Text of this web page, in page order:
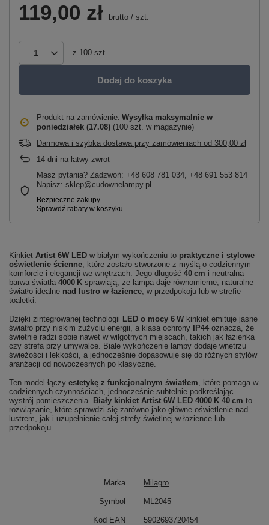
119,00 zł brutto / szt.
z 100 szt.
Dodaj do koszyka
Produkt na zamówienie Wysyłka maksymalnie w
poniedziałek (17.08) (100 szt. w magazynie)
Darmowa i szybka dostawa przy zamówieniach od 300,00 zł
14 dni na łatwy zwrot
Masz pytania? Zadzwoń: +48 608 781 034, +48 691 553 814
Napisz: sklep@cudownelampy.pl
Kinkiet Artist 6W LED w białym wykończeniu to praktyczne i stylowe
oświetlenie ścienne, które zostało stworzone z myślą o codziennym
komforcie i elegancji we wnętrzach. Jego długość 40 cm i neutralna
barwa światła 4000 K sprawiają, że lampa daje równomierne, naturalne
światło idealne nad lustro w łazience, w przedpokoju lub w strefie
toaletki.
Dzięki zintegrowanej technologii LED o mocy 6 W kinkiet emituje jasne
światło przy niskim zużyciu energii, a klasa ochrony
IP44 oznacza, że
świetnie radzi sobie nawet w wilgotnych miejscach, takich jak łazienka
czy strefa przy umywalce. Białe wykończenie lampy dodaje wnętrzu
świeżości i lekkości, a jednocześnie dopasowuje się do różnych stylów
aranżacji od nowoczesnych po klasyczne.
Ten model łączy estetykę z funkcjonalnym światłem, które pomaga w
codziennych czynnościach, jednocześnie subtelnie podkreślając
wystrój pomieszczenia. Biały kinkiet Artist 6W LED 4000 K 40 cm to
rozwiązanie, które sprawdzi się zarówno jako główne oświetlenie nad
lustrem, jak i uzupełnienie całej strefy świetlnej w łazience lub
przedpokoju.
Marka Milagro
Symbol ML2045
Kod EAN 5902693720454